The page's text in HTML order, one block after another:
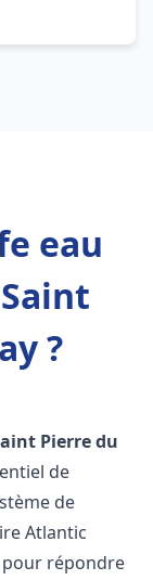
eau
?
Pierre du
de
de
Atlantic
répondre